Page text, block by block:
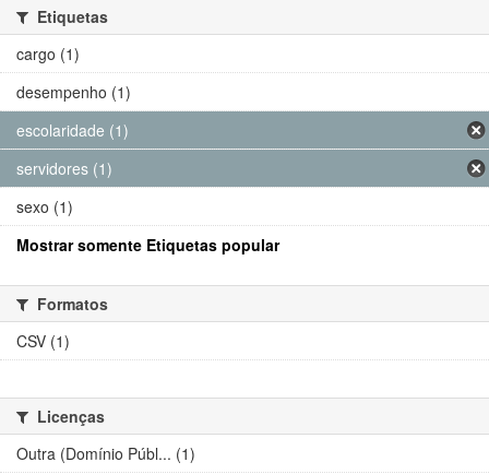
Etiquetas
cargo (1)
desempenho (1)
escolaridade (1)
servidores (1)
sexo (1)
Mostrar somente Etiquetas popular
Formatos
CSV (1)
Licenças
Outra (Domínio Públ... (1)